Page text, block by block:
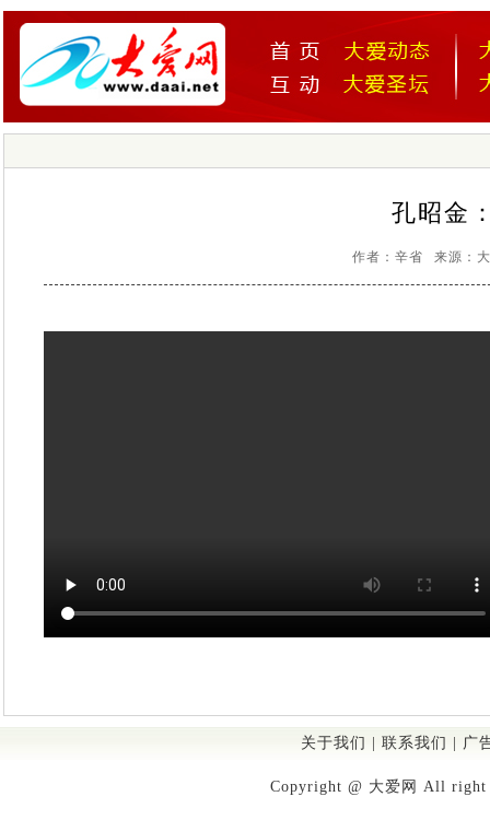
孔昭金
作者：辛省 来源：
关于我们 联系我们 广
Copyright @ 大爱网 All right